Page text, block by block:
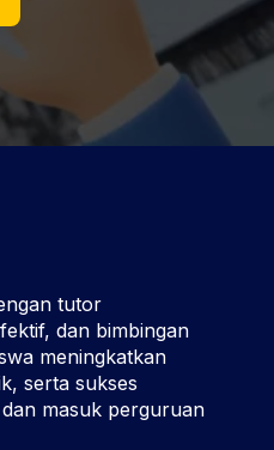
tutor
dan bimbingan
meningkatkan
serta sukses
masuk perguruan